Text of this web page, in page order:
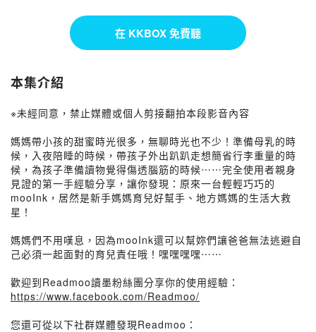
在 KKBOX 免費聽
本集介紹
※未經同意，禁止媒體或個人剪接翻拍本段影音內容
媽媽帶小孩的甜蜜時光很多，無聊時光也不少！準備母乳的時
候，入夜陪睡的時候，帶孩子外出趴趴走想簡省行李重量的時
候，為孩子準備讀物覺得傷透腦筋的時候⋯⋯完全使用者親身
見證的第一手經驗分享，讓你發現：原來一台輕輕巧巧的
mooInk，居然是新手媽媽育兒好幫手、地方媽媽的生活大救
星！
媽媽們不用嘆息，因為mooInk還可以幫妳們讓爸爸無法逃避自
己必須一起面對的育兒責任哦！嘿嘿嘿嘿⋯⋯
歡迎到Readmoo讀墨粉絲團分享你的使用經驗：
https://www.facebook.com/Readmoo/
您還可從以下社群媒體發現Readmoo：